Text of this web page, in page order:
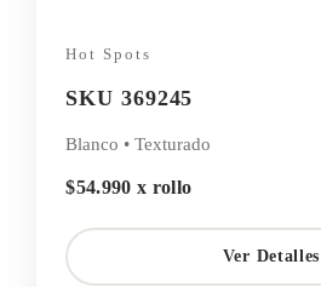
Hot Spots
SKU 369245
Blanco • Texturado
$54.990 x rollo
Ver Detalles